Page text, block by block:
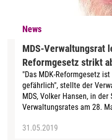
News
MDS-Verwaltungsrat
Reformgesetz strikt
"Das MDK-Reformgesetz
gefährlich", stellte der
MDS, Volker Hansen, in der
Verwaltungsrates am 28.
31.05.2019